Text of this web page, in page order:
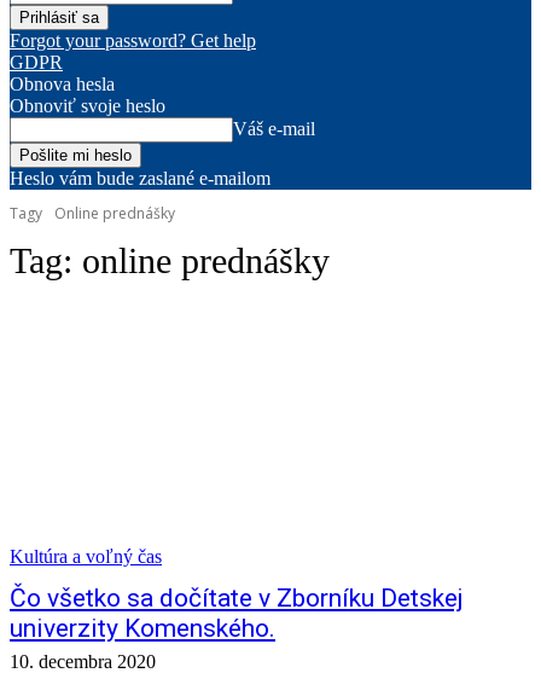
Forgot your password? Get help
GDPR
Obnova hesla
Obnoviť svoje heslo
Váš e-mail
Heslo vám bude zaslané e-mailom
Tagy
Online prednášky
Tag: online prednášky
Kultúra a voľný čas
Čo všetko sa dočítate v Zborníku Detskej
univerzity Komenského.
10. decembra 2020